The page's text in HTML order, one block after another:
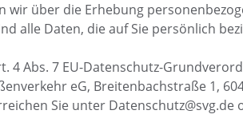
wir über die Erhebung
alle Daten, die auf Sie persönlich
4 Abs. 7 EU-Datenschutz-
eG, Breitenbachstraße 1,
Sie unter